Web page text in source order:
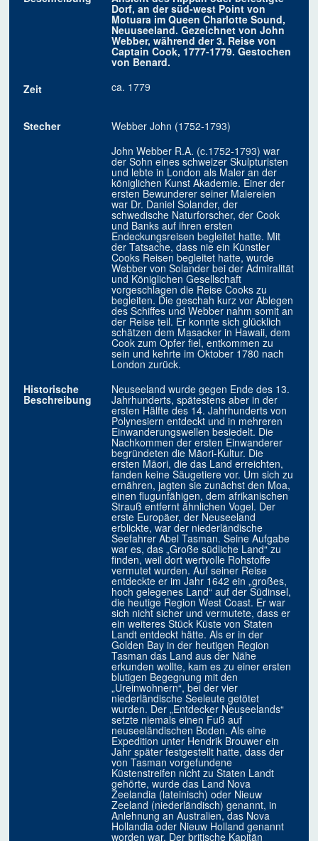
Dorf, an der süd-west Point von
Motuara im Queen Charlotte Sound,
Neuuseeland. Gezeichnet von John
Webber, während der 3. Reise von
Captain Cook, 1777-1779. Gestochen
von Benard.
Zeit
ca. 1779
Stecher
Webber John (1752-1793)
John Webber R.A. (c.1752-1793) war
der Sohn eines schweizer Skulpturisten
und lebte in London als Maler an der
königlichen Kunst Akademie. Einer der
ersten Bewunderer seiner Malereien
war Dr. Daniel Solander, der
schwedische Naturforscher, der Cook
und Banks auf ihren ersten
Endeckungsreisen begleitet hatte. Mit
der Tatsache, dass nie ein Künstler
Cooks Reisen begleitet hatte, wurde
Webber von Solander bei der Admiralität
und Königlichen Gesellschaft
vorgeschlagen die Reise Cooks zu
begleiten. Die geschah kurz vor Ablegen
des Schiffes und Webber nahm somit an
der Reise teil. Er konnte sich glücklich
schätzen dem Masacker in Hawaii, dem
Cook zum Opfer fiel, entkommen zu
sein und kehrte im Oktober 1780 nach
London zurück.
Historische
Beschreibung
Neuseeland wurde gegen Ende des 13.
Jahrhunderts, spätestens aber in der
ersten Hälfte des 14. Jahrhunderts von
Polynesiern entdeckt und in mehreren
Einwanderungswellen besiedelt. Die
Nachkommen der ersten Einwanderer
begründeten die Māori-Kultur. Die
ersten Māori, die das Land erreichten,
fanden keine Säugetiere vor. Um sich zu
ernähren, jagten sie zunächst den Moa,
einen flugunfähigen, dem afrikanischen
Strauß entfernt ähnlichen Vogel. Der
erste Europäer, der Neuseeland
erblickte, war der niederländische
Seefahrer Abel Tasman. Seine Aufgabe
war es, das „Große südliche Land“ zu
finden, weil dort wertvolle Rohstoffe
vermutet wurden. Auf seiner Reise
entdeckte er im Jahr 1642 ein „großes,
hoch gelegenes Land“ auf der Südinsel,
die heutige Region West Coast. Er war
sich nicht sicher und vermutete, dass er
ein weiteres Stück Küste von Staten
Landt entdeckt hätte. Als er in der
Golden Bay in der heutigen Region
Tasman das Land aus der Nähe
erkunden wollte, kam es zu einer ersten
blutigen Begegnung mit den
„Ureinwohnern“, bei der vier
niederländische Seeleute getötet
wurden. Der „Entdecker Neuseelands“
setzte niemals einen Fuß auf
neuseeländischen Boden. Als eine
Expedition unter Hendrik Brouwer ein
Jahr später festgestellt hatte, dass der
von Tasman vorgefundene
Küstenstreifen nicht zu Staten Landt
gehörte, wurde das Land Nova
Zeelandia (lateinisch) oder Nieuw
Zeeland (niederländisch) genannt, in
Anlehnung an Australien, das Nova
Hollandia oder Nieuw Holland genannt
worden war. Der britische Kapitän